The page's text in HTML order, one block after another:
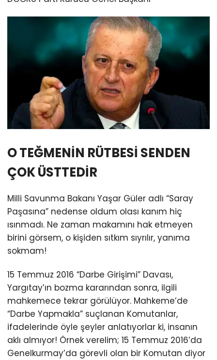
O TEĞMENİN RÜTBESİ SENDEN
ÇOK ÜSTTEDİR
Milli Savunma Bakanı Yaşar Güler adlı “Saray
Paşasına” nedense oldum olası kanım hiç
ısınmadı. Ne zaman makamını hak etmeyen
birini görsem, o kişiden sıtkım sıyrılır, yanıma
sokmam!
15 Temmuz 2016 “Darbe Girişimi” Davası,
Yargıtay’ın bozma kararından sonra, ilgili
mahkemece tekrar görülüyor. Mahkeme’de
“Darbe Yapmakla” suçlanan Komutanlar,
ifadelerinde öyle şeyler anlatıyorlar ki, insanın
aklı almıyor! Örnek verelim; 15 Temmuz 2016’da
Genelkurmay’da görevli olan bir Komutan diyor